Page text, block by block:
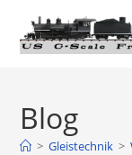
Blog
> Gleistechnik >